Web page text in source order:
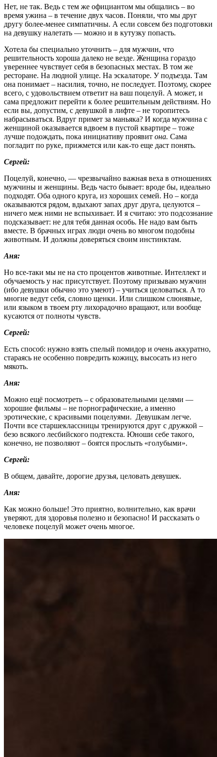
Нет, не так. Ведь с тем же официантом мы общались – во
время ужина – в течение двух часов. Поняли, что мы друг
другу более-менее симпатичны. А если совсем без подготовки
на девушку налетать — можно и в кутузку попасть.
Хотела бы специально уточнить – для мужчин, что
решительность хороша далеко не везде. Женщина гораздо
увереннее чувствует себя в безопасных местах. В том же
ресторане. На людной улице. На эскалаторе. У подъезда. Там
она понимает – насилия, точно, не последует. Поэтому, скорее
всего, с удовольствием ответит на ваш поцелуй. А может, и
сама предложит перейти к более решительным действиям. Но
если вы, допустим, с девушкой в лифте – не торопитесь
набрасываться. Вдруг примет за маньяка? И когда мужчина с
женщиной оказывается вдвоем в пустой квартире – тоже
лучше подождать, пока инициативу проявит она. Сама
погладит по руке, прижмется или как-то еще даст понять.
Сергей:
Поцелуй, конечно, — чрезвычайно важная веха в отношениях
мужчины и женщины. Ведь часто бывает: вроде бы, идеально
подходят. Оба одного круга, из хороших семей. Но – когда
оказываются рядом, вдыхают запах друг друга, целуются –
ничего меж ними не вспыхивает. И я считаю: это подсознание
подсказывает: не для тебя данная особь. Не надо вам быть
вместе. В брачных играх люди очень во многом подобны
животным. И должны доверяться своим инстинктам.
Аня:
Но все-таки мы не на сто процентов животные. Интеллект и
обучаемость у нас присутствует. Поэтому призываю мужчин
(ибо девушки обычно это умеют) – учиться целоваться. А то
многие ведут себя, словно щенки. Или слишком слюнявые,
или языком в твоем рту лихорадочно вращают, или вообще
кусаются от полноты чувств.
Сергей:
Есть способ: нужно взять спелый помидор и очень аккуратно,
стараясь не особенно повредить кожицу, высосать из него
мякоть.
Аня:
Можно ещё посмотреть – с образовательными целями —
хорошие фильмы – не порнографические, а именно
эротические, с красивыми поцелуями. Девушкам легче.
Почти все старшеклассницы тренируются друг с дружкой –
безо всякого лесбийского подтекста. Юноши себе такого,
конечно, не позволяют – боятся прослыть «голубыми».
Сергей:
В общем, давайте, дорогие друзья, целовать девушек.
Аня:
Как можно больше! Это приятно, волнительно, как врачи
уверяют, для здоровья полезно и безопасно! И рассказать о
человеке поцелуй может очень многое.